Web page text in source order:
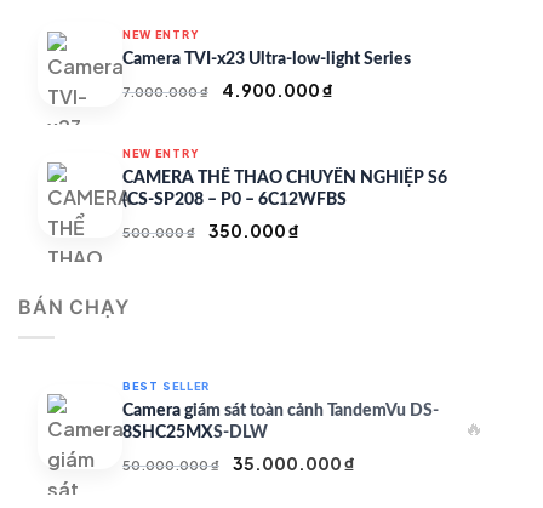
NEW ENTRY
Camera TVI-x23 Ultra-low-light Series
7.000.000₫
Giá
7.000.000 ₫.
4.900.000₫
là:
4.900.000 ₫.
NEW ENTRY
CAMERA THỂ THAO CHUYÊN NGHIỆP S6
(CS-SP208 – P0 – 6C12WFBS
500.000₫
Giá
350.000₫
BÁN CHẠY
BEST SELLER
Camera giám sát toàn cảnh TandemVu DS-
8SHC25MXS-DLW
50.000.000₫
Giá
35.000.000₫
🔥